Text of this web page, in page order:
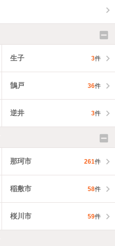
生子 3件
鵠戸 36件
逆井 3件
那珂市 261件
稲敷市 58件
桜川市 59件